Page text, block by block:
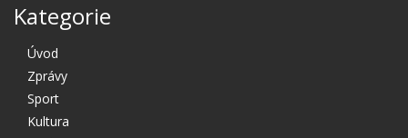
Kategorie
Úvod
Zprávy
Sport
Kultura